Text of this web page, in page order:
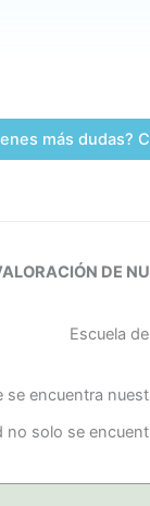
más dudas?
DE
se encuentra
no solo se